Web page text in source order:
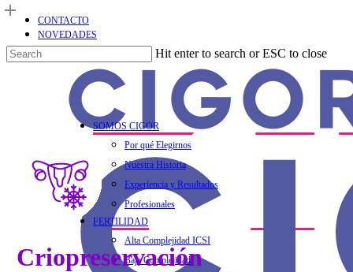
Skip
main
content
CONTACTO
NOVEDADES
Hit enter to search or ESC to close
Menu SOMOS CIGOR
Por qué Elegirnos
Nuestra Historia
Experiencia y Resultados
Profesionales
FERTILIDAD
Alta Complejidad ICSI
Baja Complejidad
Criopreservación